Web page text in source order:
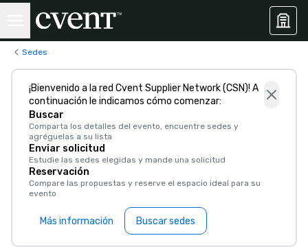
Sedes
¡Bienvenido a la red Cvent Supplier Network (CSN)! A
continuación le indicamos cómo comenzar:
Buscar
Comparta los detalles del evento, encuentre sedes y
agréguelas a su lista
Enviar solicitud
Estudie las sedes elegidas y mande una solicitud
Reservación
Compare las propuestas y reserve el espacio ideal para su
evento
Más información Buscar sedes